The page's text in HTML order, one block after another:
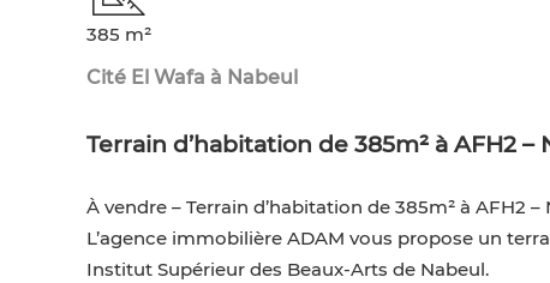
385 m²
Cité El Wafa à Nabeul
Terrain d’habitation de 385m² à AFH2 –
À vendre – Terrain d’habitation de 385m² à AFH2 –
L’agence immobilière ADAM vous propose un
Institut Supérieur des Beaux-Arts de Nabeul.